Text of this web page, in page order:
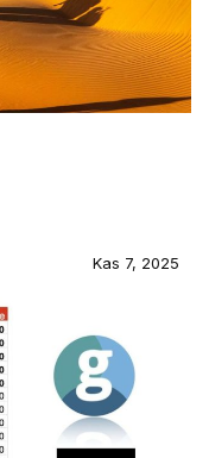
Kas 7, 2025